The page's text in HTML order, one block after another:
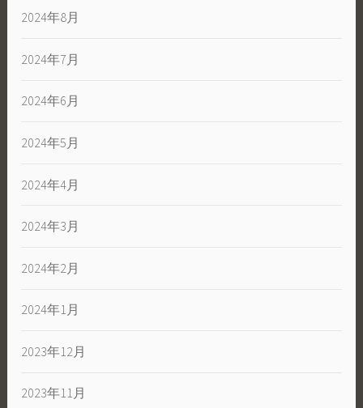
2024年8月
2024年7月
2024年6月
2024年5月
2024年4月
2024年3月
2024年2月
2024年1月
2023年12月
2023年11月